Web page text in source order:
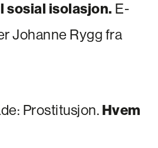
sosial isolasjon. E-
Johanne Rygg fra
Prostitusjon. Hvem